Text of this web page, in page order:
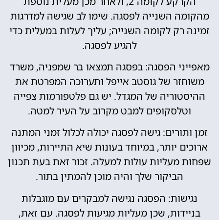
מהקומה השנייה לפסגה. שימו לב שגישה למדרגות
זמינה רק לקומה השנייה; עליך לעלות במעלית כדי
להגיע לפסגה.
מאפייני הפסגה: בפסגה תמצאו בר שמפניה, משרד
משוחזר של גוסטב אייפל ותערוכה המפרטת את
ההיסטוריה של המגדל. יש גם פלטפורמות צפייה
וטלסקופים למבט מקרוב על העיר למטה.
זמן ותורים: גישה לפסגה יכולה לכלול זמני המתנה
ארוכים יותר, במיוחד בעונות שיא התיירות, מכיוון
שפחות מעליות עולות למעלה. זכור זאת בעת תכנון
הביקור שלך והיה מוכן להמתין בתור.
נגישות: הפסגה נגישה למבקרים עם מוגבלות
בניידות, שכן מעליות מגיעות לפסגה. עם זאת,